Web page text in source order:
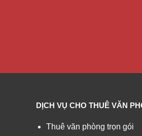
DỊCH VỤ CHO THUÊ VĂN
Thuê văn phòng trọn gói